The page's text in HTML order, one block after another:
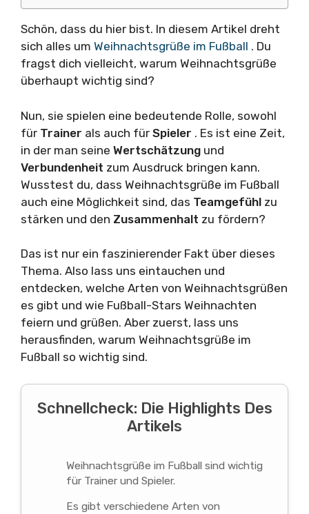
Schön, dass du hier bist. In diesem Artikel dreht
sich alles um Weihnachtsgrüße im Fußball . Du
fragst dich vielleicht, warum Weihnachtsgrüße
überhaupt wichtig sind?
Nun, sie spielen eine bedeutende Rolle, sowohl
für Trainer als auch für Spieler . Es ist eine Zeit,
in der man seine Wertschätzung und
Verbundenheit zum Ausdruck bringen kann.
Wusstest du, dass Weihnachtsgrüße im Fußball
auch eine Möglichkeit sind, das Teamgefühl zu
stärken und den Zusammenhalt zu fördern?
Das ist nur ein faszinierender Fakt über dieses
Thema. Also lass uns eintauchen und
entdecken, welche Arten von Weihnachtsgrüßen
es gibt und wie Fußball-Stars Weihnachten
feiern und grüßen. Aber zuerst, lass uns
herausfinden, warum Weihnachtsgrüße im
Fußball so wichtig sind.
Schnellcheck: Die Highlights Des
Artikels
Weihnachtsgrüße im Fußball sind wichtig
für Trainer und Spieler.
Es gibt verschiedene Arten von